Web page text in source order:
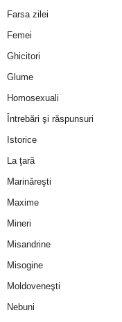
Farsa zilei
Femei
Ghicitori
Glume
Homosexuali
Întrebări şi răspunsuri
Istorice
La ţară
Marinăreşti
Maxime
Mineri
Misandrine
Misogine
Moldoveneşti
Nebuni